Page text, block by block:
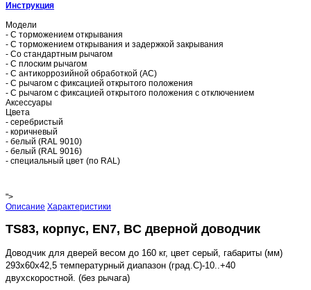
Инструкция
Модели
- С торможением открывания
- С торможением открывания и задержкой закрывания
- Со стандартным рычагом
- С плоским рычагом
- С антикоррозийной обработкой (АС)
- С рычагом с фиксацией открытого положения
- С рычагом с фиксацией открытого положения с отключением
Аксессуары
Цвета
- серебристый
- коричневый
- белый (RAL 9010)
- белый (RAL 9016)
- специальный цвет (по RAL)
">
Описание Характеристики
TS83, корпус, EN7, BC дверной доводчик
Доводчик для дверей весом до 160 кг, цвет серый, габариты (мм)
293х60х42,5 температурный диапазон (град.С)-10..+40
двухскоростной. (без рычага)